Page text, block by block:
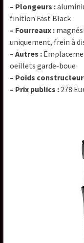
– Plongeurs :
finition Fast Black
– Fourreaux :
uniquement, frein à
– Autres :
oeillets garde-boue
– Poids
– Prix publics : 278